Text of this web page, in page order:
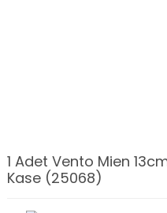
1 Adet Vento Mien
Kase (25068)